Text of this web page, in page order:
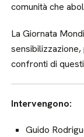
comunità che
La Giornata
confronti di
Intervengono:
Guido